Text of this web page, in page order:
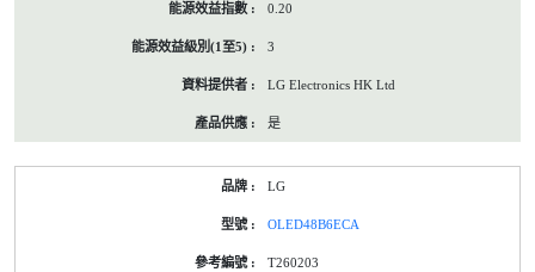
0.20
3
LG Electronics HK Ltd
是
LG
OLED48B6ECA
T260203